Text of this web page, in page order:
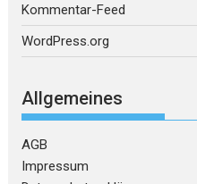
Kommentar-Feed
WordPress.org
Allgemeines
AGB
Impressum